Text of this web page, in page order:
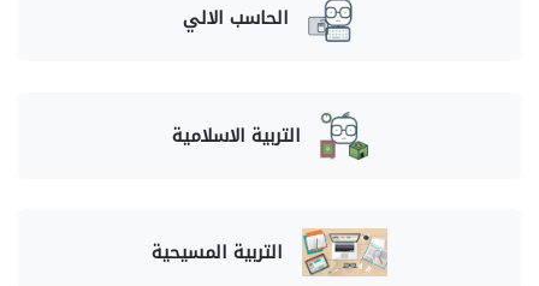
الحاسب الالي
التربية الاسلامية
التربية المسيحية